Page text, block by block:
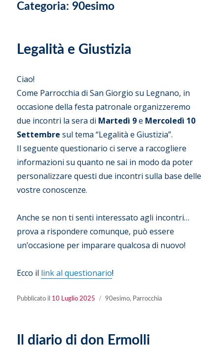
Categoria: 90esimo
Legalità e Giustizia
Ciao!
Come Parrocchia di San Giorgio su Legnano, in
occasione della festa patronale organizzeremo
due incontri la sera di Martedì 9e Mercoledì 10
Settembre sul tema “Legalità e Giustizia”.
Il seguente questionario ci serve a raccogliere
informazioni su quanto ne sai in modo da poter
personalizzare questi due incontri sulla base delle
vostre conoscenze.
Anche se non ti senti interessato agli incontri…
prova a rispondere comunque, può essere
un’occasione per imparare qualcosa di nuovo!
Ecco il link al questionario!
Pubblicato il Pubblicato
10 Luglio 2025 Categorie
90esimo, Parrocchia
Il diario di don Ermolli